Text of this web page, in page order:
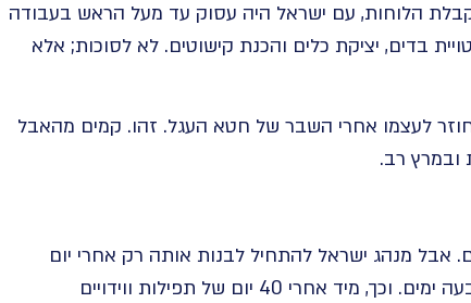
הלוחות, עם ישראל היה עסוק עד מעל הראש בעבודה
בדים, יציקת כלים והכנת קישוטים. לא לסוכות; אלא
לעצמו אחרי השבר של חטא העגל. זהו. קמים מהאבל
ובמרץ רב.
מנהג ישראל להתחיל לבנות אותה רק אחרי יום
הכיפורים למרות שזה לחוץ לדחוף הכל לארבעה ימים. וכך, מיד אחרי 40 יום של תפילות ווידויים